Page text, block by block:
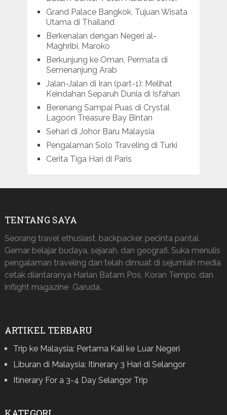
Grand Palace Bangkok, Tujuan Wisata
Utama di Thailand
Berkenalan dengan Negeri al-
Maghribi, Maroko
Berkunjung ke Oman, Permata di
Semenanjung Arab
Jalan-Jalan di Iran (part-1): Melihat
Keindahan Separuh Dunia di Isfahan
Berenang Sampai Puas di Crystal
Lagoon Treasure Bay Bintan
Sehari di Johor Baru Malaysia
Pengalaman Solo Traveling di Turki
Cerita Tiga Hari di Paris
TENTANG SAYA
Seorang travel ethusiast, backpacker, pecinta pantai.
Gemar belajar budaya, sejarah, dan geografi. Suka menulis
pengalaman traveling dan telah dimuat di sejumlah media
cetak diantaranya Harian Batam Pos, Koran Tempo, dan
inflight magazine Garuda.
ARTIKEL TERBARU
Trip ke Malaysia: Pertama Kali ke Luar Negeri
Liburan di Malaysia: Itinerary 3 Hari di Selangor
Itinerary For a 3-4 Day Selangor Trip